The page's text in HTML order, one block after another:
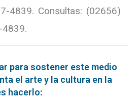
4839. Consultas: (02656)
para sostener este medio
el arte y la cultura en la
hacerlo: